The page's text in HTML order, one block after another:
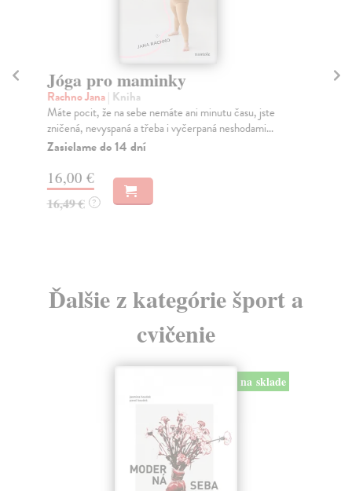
Jóga pro maminky
Rachno Jana| Kniha
Máte pocit, že na sebe nemáte ani minutu času, jste
zničená, nevyspaná a třeba i vyčerpaná neshodami...
Zasielame do 14 dní
16,00 €
16,49 € ?
Ďalšie z kategórie šport a
cvičenie
na sklade